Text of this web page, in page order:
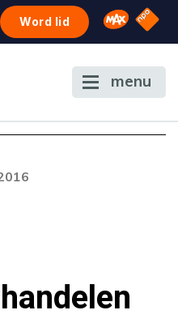
Word lid Omroep
NPO
menu